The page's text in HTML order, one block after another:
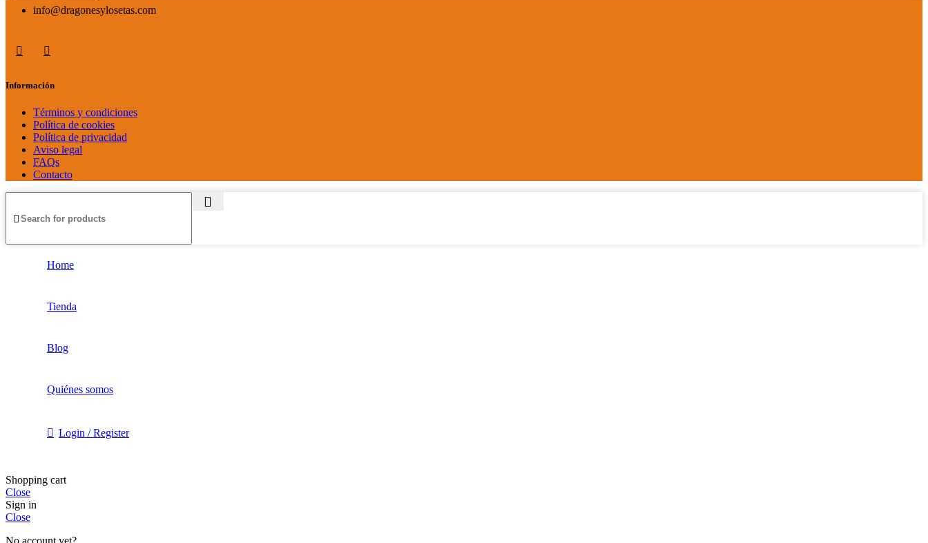
info@dragonesylosetas.com
Información
Términos y condiciones
Política de cookies
Política de privacidad
Aviso legal
FAQs
Contacto
Home
Tienda
Blog
Quiénes somos
Login / Register
Shopping cart
Close
Sign in
Close